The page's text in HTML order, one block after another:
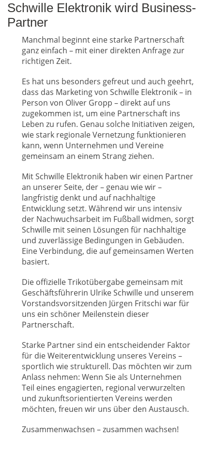
Schwille Elektronik wird Business-
Partner
Manchmal beginnt eine starke Partnerschaft
ganz einfach – mit einer direkten Anfrage zur
richtigen Zeit.
Es hat uns besonders gefreut und auch geehrt,
dass das Marketing von Schwille Elektronik – in
Person von Oliver Gropp – direkt auf uns
zugekommen ist, um eine Partnerschaft ins
Leben zu rufen. Genau solche Initiativen zeigen,
wie stark regionale Vernetzung funktionieren
kann, wenn Unternehmen und Vereine
gemeinsam an einem Strang ziehen.
Mit Schwille Elektronik haben wir einen Partner
an unserer Seite, der – genau wie wir –
langfristig denkt und auf nachhaltige
Entwicklung setzt. Während wir uns intensiv
der Nachwuchsarbeit im Fußball widmen, sorgt
Schwille mit seinen Lösungen für nachhaltige
und zuverlässige Bedingungen in Gebäuden.
Eine Verbindung, die auf gemeinsamen Werten
basiert.
Die offizielle Trikotübergabe gemeinsam mit
Geschäftsführerin Ulrike Schwille und unserem
Vorstandsvorsitzenden Jürgen Fritschi war für
uns ein schöner Meilenstein dieser
Partnerschaft.
Starke Partner sind ein entscheidender Faktor
für die Weiterentwicklung unseres Vereins –
sportlich wie strukturell. Das möchten wir zum
Anlass nehmen: Wenn Sie als Unternehmen
Teil eines engagierten, regional verwurzelten
und zukunftsorientierten Vereins werden
möchten, freuen wir uns über den Austausch.
Zusammenwachsen – zusammen wachsen!